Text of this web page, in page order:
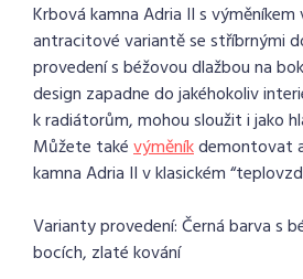
Krbová kamna Adria II s
antracitové variantě se stříbrnými
provedení s béžovou dlažbou na
design zapadne do jakéhokoliv
k radiátorům, mohou sloužit i jako
Můžete takévýměníkdemontovat
kamna Adria II v klasickém
Varianty provedení: Černá barva s
bocích, zlaté kování